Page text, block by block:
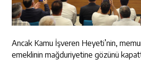
Ancak Kamu İşveren Heyeti’nin,
emeklinin mağduriyetine gözünü